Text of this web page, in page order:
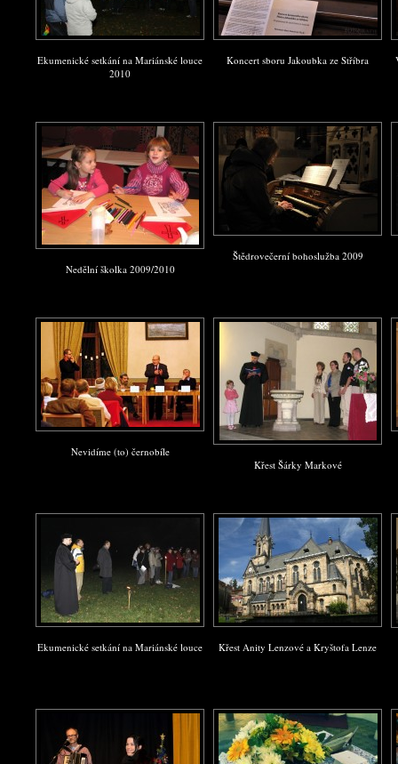
Ekumenické setkání na Mariánské louce
2010
Koncert sboru Jakoubka ze Stříbra
Nedělní školka 2009/2010
Štědrovečerní bohoslužba 2009
Nevidíme (to) černobíle
Křest Šárky Markové
Ekumenické setkání na Mariánské louce Křest Anity Lenzové a Kryštofa Lenze